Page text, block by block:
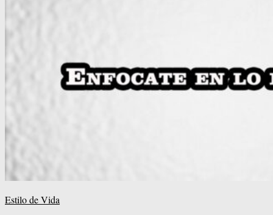
Estilo de Vida